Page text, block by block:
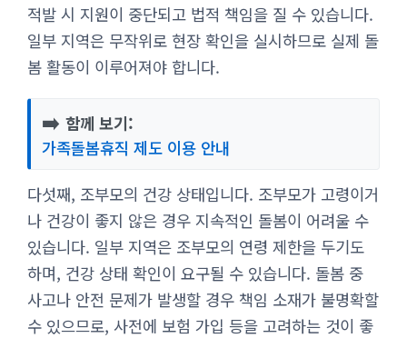
적발 시 지원이 중단되고 법적 책임을 질 수 있습니다.
일부 지역은 무작위로 현장 확인을 실시하므로 실제 돌
봄 활동이 이루어져야 합니다.
➡️ 함께 보기:
가족돌봄휴직 제도 이용 안내
다섯째, 조부모의 건강 상태입니다. 조부모가 고령이거
나 건강이 좋지 않은 경우 지속적인 돌봄이 어려울 수
있습니다. 일부 지역은 조부모의 연령 제한을 두기도
하며, 건강 상태 확인이 요구될 수 있습니다. 돌봄 중
사고나 안전 문제가 발생할 경우 책임 소재가 불명확할
수 있으므로, 사전에 보험 가입 등을 고려하는 것이 좋